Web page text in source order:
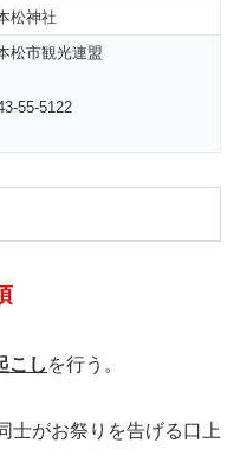
松神社
松市観光連盟
55-5122
こし を行う。
がお祭りを告げる口上